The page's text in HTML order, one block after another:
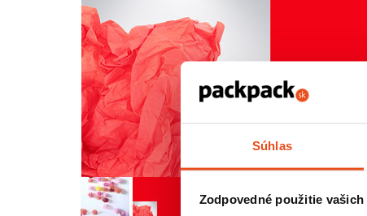
Súhlas
Zodpovedné použitie vašich